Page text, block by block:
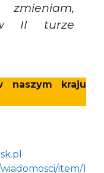
II turze
naszym kraju
item/1